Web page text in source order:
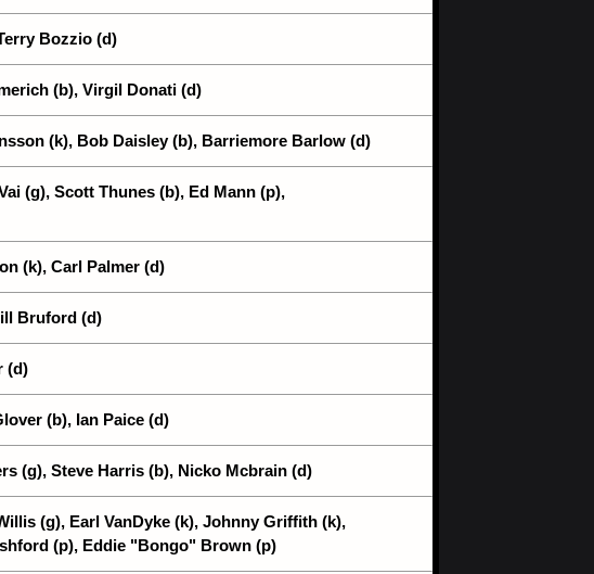
Bozzio (d)
(b), Virgil Donati (d)
(k), Bob Daisley (b), Barriemore Barlow (d)
(g), Scott Thunes (b), Ed Mann (p),
(k), Carl Palmer (d)
Bruford (d)
(d)
(b), Ian Paice (d)
(g), Steve Harris (b), Nicko Mcbrain (d)
(g), Earl VanDyke (k), Johnny Griffith (k),
(p), Eddie "Bongo" Brown (p)